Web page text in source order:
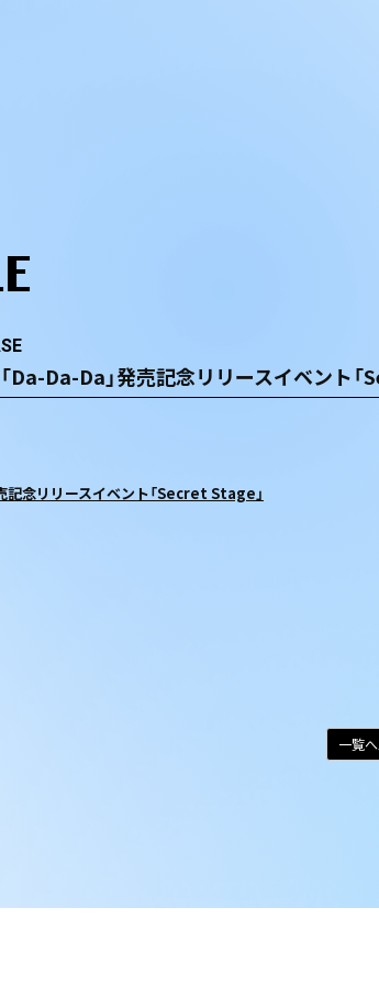
Da-Da-Da」発売記念リリースイベント「
記念リリースイベント「Secret Stage」
一覧